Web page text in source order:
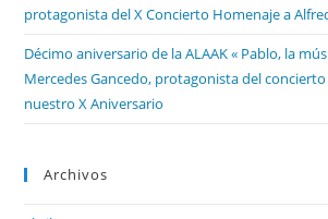
protagonista del X Concierto Homenaje a
Décimo aniversario de la ALAAK « Pablo, la
Mercedes Gancedo, protagonista del
nuestro X Aniversario
Archivos